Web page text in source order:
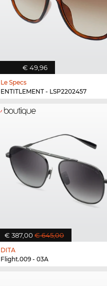
€ 49,96
Le Specs
ENTITLEMENT - LSP2202457
€ 387,00 € 645,00
DITA
Flight.009 - 03A